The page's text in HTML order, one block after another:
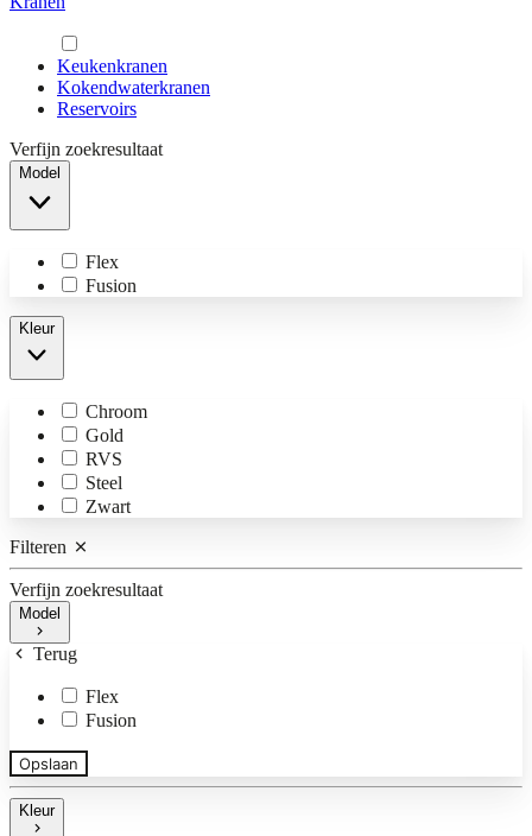
Keukenkranen
Kokendwaterkranen
Reservoirs
Verfijn zoekresultaat
Model
Flex
Fusion
Kleur
Chroom
Gold
RVS
Steel
Zwart
Filteren
Verfijn zoekresultaat
Model
Terug
Flex
Fusion
Opslaan
Kleur